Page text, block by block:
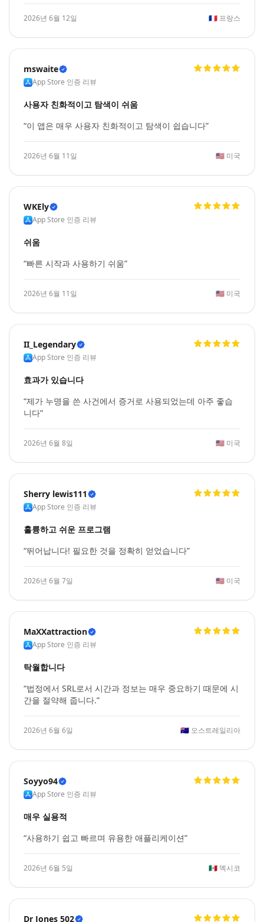
2026년 6월 12일 🇫🇷 프랑스
mswaite
App Store 인증 리뷰
사용자 친화적이고 탐색이 쉬움
“이 앱은 매우 사용자 친화적이고 탐색이 쉽습니다”
2026년 6월 11일 🇺🇸 미국
WKEly
App Store 인증 리뷰
쉬움
“빠른 시작과 사용하기 쉬움”
2026년 6월 11일 🇺🇸 미국
II_Legendary
App Store 인증 리뷰
효과가 있습니다
“제가 누명을 쓴 사건에서 증거로 사용되었는데 아주 좋습
니다”
2026년 6월 8일 🇺🇸 미국
Sherry lewis111
App Store 인증 리뷰
훌륭하고 쉬운 프로그램
“뛰어납니다! 필요한 것을 정확히 얻었습니다”
2026년 6월 7일 🇺🇸 미국
MaXXattraction
App Store 인증 리뷰
탁월합니다
“법정에서 SRL로서 시간과 정보는 매우 중요하기 때문에 시
간을 절약해 줍니다.”
2026년 6월 6일 🇦🇺 오스트레일리아
Soyyo94
App Store 인증 리뷰
매우 실용적
“사용하기 쉽고 빠르며 유용한 애플리케이션”
2026년 6월 5일 🇲🇽 멕시코
Dr Jones 502